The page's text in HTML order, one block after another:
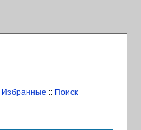
Избранные :: Поиск